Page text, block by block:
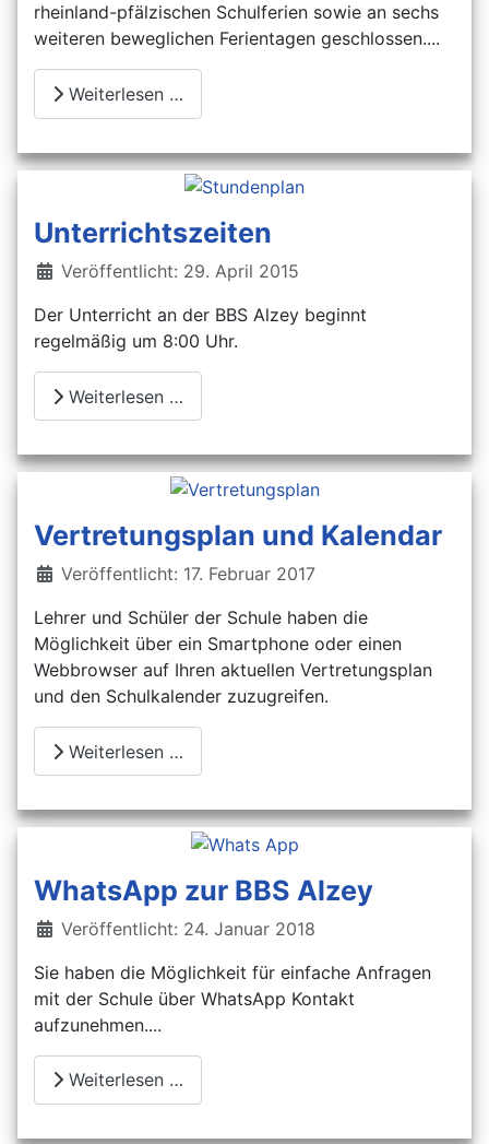
rheinland-pfälzischen Schulferien sowie an sechs
weiteren beweglichen Ferientagen geschlossen....
Weiterlesen …
Unterrichtszeiten
Details
Veröffentlicht: 29. April 2015
Der Unterricht an der BBS Alzey beginnt
regelmäßig um 8:00 Uhr.
Weiterlesen …
Vertretungsplan und Kalendar
Details
Veröffentlicht: 17. Februar 2017
Lehrer und Schüler der Schule haben die
Möglichkeit über ein Smartphone oder einen
Webbrowser auf Ihren aktuellen Vertretungsplan
und den Schulkalender zuzugreifen.
Weiterlesen …
WhatsApp zur BBS Alzey
Details
Veröffentlicht: 24. Januar 2018
Sie haben die Möglichkeit für einfache Anfragen
mit der Schule über WhatsApp Kontakt
aufzunehmen....
Weiterlesen …